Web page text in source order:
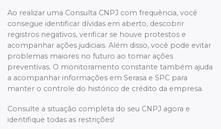
Ao realizar uma Consulta CNPJ com frequência, você
consegue identificar dívidas em aberto, descobrir
registros negativos, verificar se houve protestos e
acompanhar ações judiciais. Além disso, você pode evitar
problemas maiores no futuro ao tomar ações
preventivas. O monitoramento constante também ajuda
a acompanhar informações em Serasa e SPC para
manter o controle do histórico de crédito da empresa.
Consulte a situação completa do seu CNPJ agora e
identifique todas as restrições!